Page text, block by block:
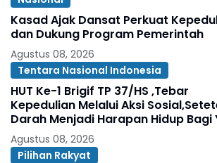
Kasad Ajak Dansat Perkuat
dan Dukung Program Pemerintah
Agustus 08, 2026
Tentara Nasional Indonesia
HUT Ke-1 Brigif TP 37/HS ,Tebar
Kepedulian Melalui Aksi
Darah Menjadi Harapan Hidup Bagi
Membutuhkan
Agustus 08, 2026
Pilihan Rakyat